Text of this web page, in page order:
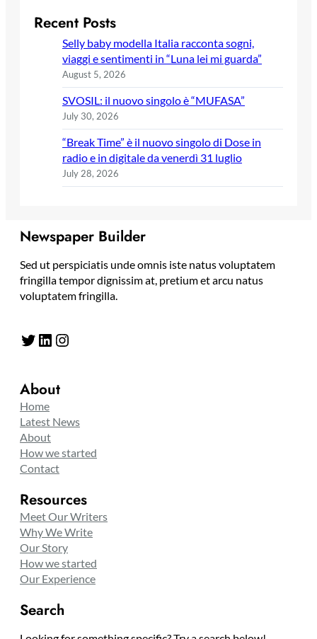
Recent Posts
Selly baby modella Italia racconta sogni,
viaggi e sentimenti in “Luna lei mi guarda”
August 5, 2026
SVOSIL: il nuovo singolo è “MUFASA”
July 30, 2026
“Break Time” è il nuovo singolo di Dose in
radio e in digitale da venerdì 31 luglio
July 28, 2026
Newspaper Builder
Sed ut perspiciatis unde omnis iste natus voluptatem
fringilla tempor dignissim at, pretium et arcu natus
voluptatem fringilla.
Twitter LinkedIn Instagram
About
Home
Latest News
About
How we started
Contact
Resources
Meet Our Writers
Why We Write
Our Story
How we started
Our Experience
Search